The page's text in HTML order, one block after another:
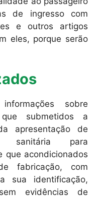
de ingresso com
e outros artigos
eles, porque serão
sobre
submetidos a
apresentação de
sanitária para
que acondicionados
fabricação, com
sua identificação,
evidências de